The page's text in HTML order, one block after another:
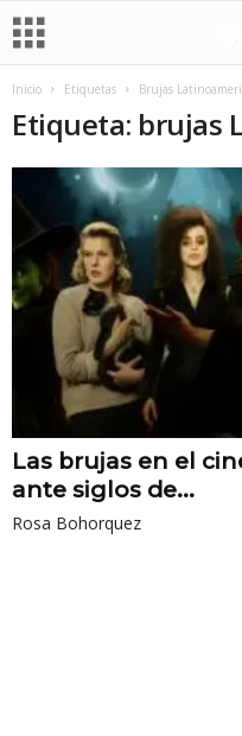
Inicio Etiquetas Brujas
Etiqueta: brujas
Las brujas en el
ante siglos de...
Rosa Bohorquez